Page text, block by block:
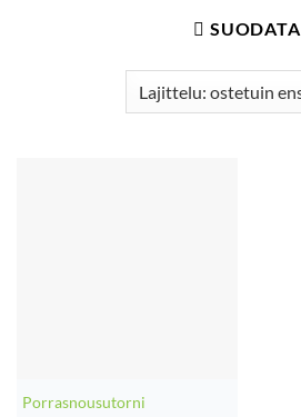
SUODATA
Porrasnousutorni